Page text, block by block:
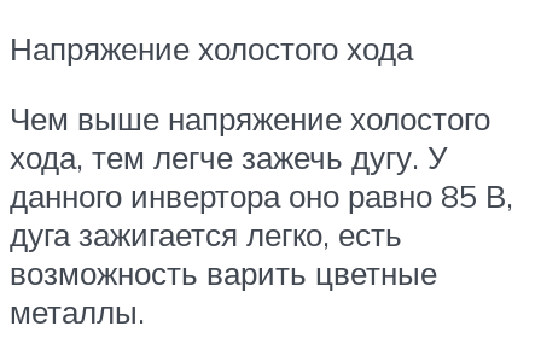
Напряжение холостого хода
Чем выше напряжение холостого
хода, тем легче зажечь дугу. У
данного инвертора оно равно 85 В,
дуга зажигается легко, есть
возможность варить цветные
металлы.